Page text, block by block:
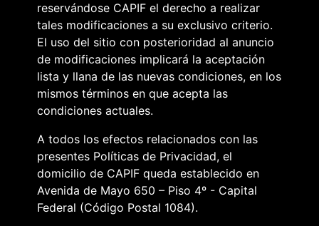
reservándose CAPIF el derecho a realizar
tales modificaciones a su exclusivo criterio.
El uso del sitio con posterioridad al anuncio
de modificaciones implicará la aceptación
lista y llana de las nuevas condiciones, en los
mismos términos en que acepta las
condiciones actuales.
A todos los efectos relacionados con las
presentes Políticas de Privacidad, el
domicilio de CAPIF queda establecido en
Avenida de Mayo 650 – Piso 4º - Capital
Federal (Código Postal 1084).